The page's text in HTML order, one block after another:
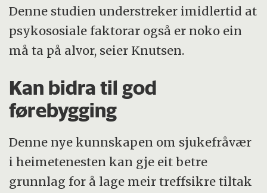
Denne studien understreker imidlertid at
psykososiale faktorar også er noko ein
må ta på alvor, seier Knutsen.
Kan bidra til god
førebygging
Denne nye kunnskapen om sjukefråvær
i heimetenesten kan gje eit betre
grunnlag for å lage meir treffsikre tiltak